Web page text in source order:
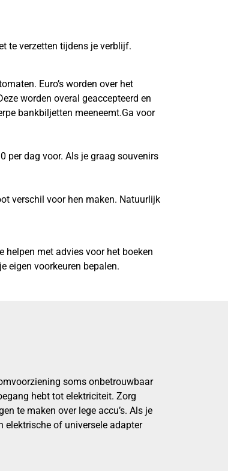
te verzetten tijdens je verblijf.
Euro’s worden over het
worden overal geaccepteerd en
bankbiljetten meeneemt.Ga voor
per dag voor. Als je graag souvenirs
verschil voor hen maken. Natuurlijk
helpen met advies voor het boeken
eigen voorkeuren bepalen.
soms onbetrouwbaar
hebt tot elektriciteit. Zorg
te maken over lege accu’s. Als je
elektrische of universele adapter